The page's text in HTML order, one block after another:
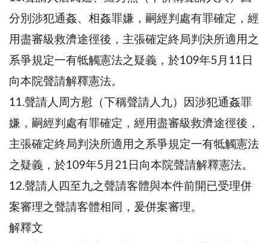
分別涉犯通姦、相姦罪嫌，嗣經判處有罪確定，經
用盡審級救濟途徑後，主張確定終局判決所適用之
系爭規定一有牴觸憲法之疑義，於109年5月11日
向本院聲請解釋憲法。
11.聲請人周方慰（下稱聲請人九）因涉犯通姦罪
嫌，嗣經判處有罪確定，經用盡審級救濟途徑後，
主張確定終局判決所適用之系爭規定一有牴觸憲法
之疑義，於109年5月21日向本院聲請解釋憲法。
12.聲請人四至九之聲請客體與本件前開已受理併
案審理之聲請客體相同，爰併案審理。
解釋文